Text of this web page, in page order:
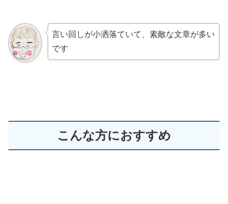
言い回しが小洒落ていて、素敵な文章が多い
です
こんな方におすすめ